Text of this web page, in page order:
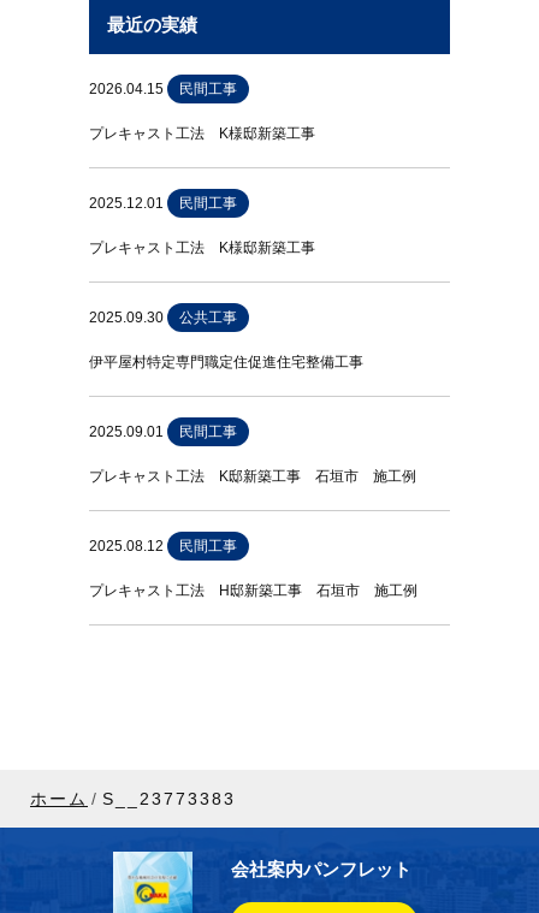
最近の実績
2026.04.15 民間工事
プレキャスト工法 K様邸新築工事
2025.12.01 民間工事
プレキャスト工法 K様邸新築工事
2025.09.30 公共工事
伊平屋村特定専門職定住促進住宅整備工事
2025.09.01 民間工事
プレキャスト工法 K邸新築工事 石垣市 施工例
2025.08.12 民間工事
プレキャスト工法 H邸新築工事 石垣市 施工例
ホーム S__23773383
会社案内パンフレット